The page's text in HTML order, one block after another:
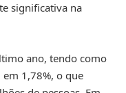
significativa na
ano, tendo como
1,78%, o que